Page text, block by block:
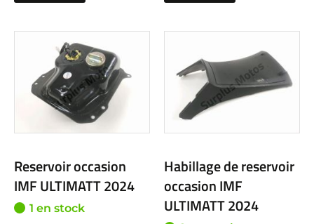
Reservoir occasion
IMF ULTIMATT 2024
1 en stock
Habillage de reservoir
occasion IMF
ULTIMATT 2024